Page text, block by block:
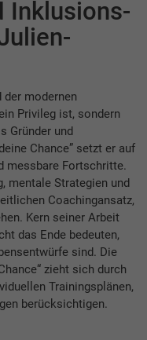
Inklusions-
modernen
Privileg ist, sondern
Gründer und
Chance” setzt er auf
messbare Fortschritte.
mentale Strategien und
Coachingansatz,
Kern seiner Arbeit
das Ende bedeuten,
sind. Die
zieht sich durch
Trainingsplänen,
berücksichtigen.